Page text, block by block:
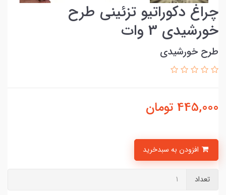
چراغ دکوراتیو تزئینی طرح
خورشیدی 3 وات
طرح خورشیدی
445,000 تومان
تعداد